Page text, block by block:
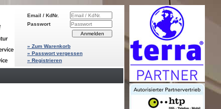
Email / KdNr.
Passwort
» Zum Warenkorb
» Passwort vergessen
» Registrieren